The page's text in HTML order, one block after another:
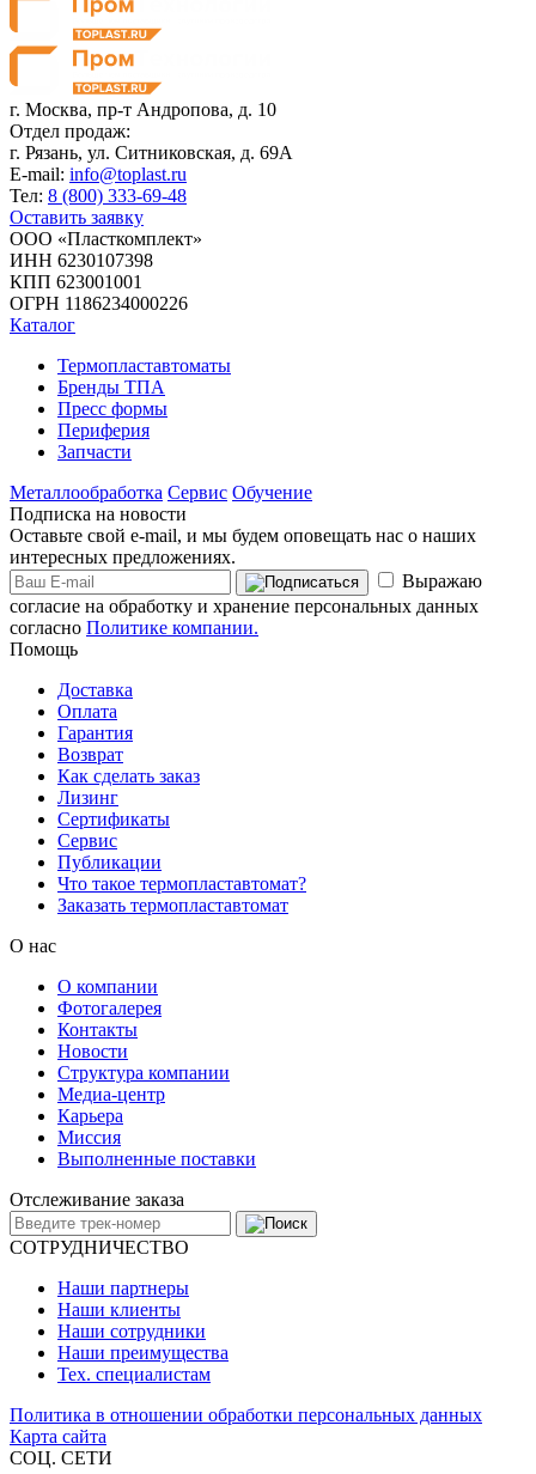
г. Москва, пр-т Андропова, д. 10
Отдел продаж:
г. Рязань, ул. Ситниковская, д. 69А
E-mail: info@toplast.ru
Тел: 8 (800) 333-69-48
Оставить заявку
ООО «Пласткомплект»
ИНН 6230107398
КПП 623001001
ОГРН 1186234000226
Каталог
Термопластавтоматы
Бренды ТПА
Пресс формы
Периферия
Запчасти
Металлообработка Сервис Обучение
Подписка на новости
Оставьте свой e-mail, и мы будем оповещать нас о наших
интересных предложениях.
Выражаю
согласие на обработку и хранение персональных данных
согласно Политике компании.
Помощь
Доставка
Оплата
Гарантия
Возврат
Как сделать заказ
Лизинг
Сертификаты
Сервис
Публикации
Что такое термопластавтомат?
Заказать термопластавтомат
О нас
О компании
Фотогалерея
Контакты
Новости
Структура компании
Медиа-центр
Карьера
Миссия
Выполненные поставки
Отслеживание заказа
СОТРУДНИЧЕСТВО
Наши партнеры
Наши клиенты
Наши сотрудники
Наши преимущества
Тех. специалистам
Политика в отношении обработки персональных данных
Карта сайта
СОЦ. СЕТИ